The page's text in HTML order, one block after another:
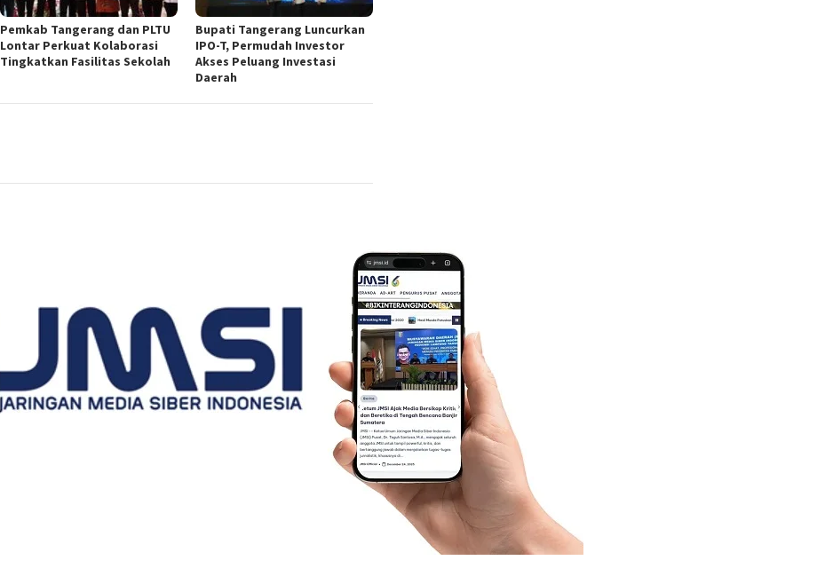
Pemkab Tangerang dan PLTU
Lontar Perkuat Kolaborasi
Tingkatkan Fasilitas Sekolah
Bupati Tangerang Luncurkan
IPO-T, Permudah Investor
Akses Peluang Investasi
Daerah